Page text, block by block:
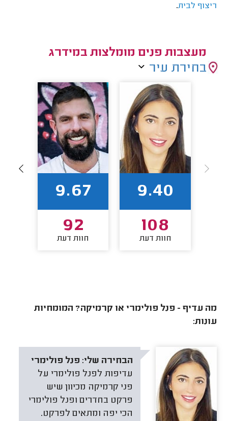
ריצוף לבית.
מעצבות פנים מומלצות במידרג
בחירת עיר
9.40
108
חוות דעת
9.67
92
חוות דעת
מה עדיף - פנל פולימרי או קרמיקה? המומחיות
עונות:
הבחירה שלי: פנל פולימרי
עדיפות לפנל פולימרי על
פני קרמיקה מכיוון שיש
פרקט בחדרים ופנל פולימרי
הכי יפה ומתאים לפרקט.